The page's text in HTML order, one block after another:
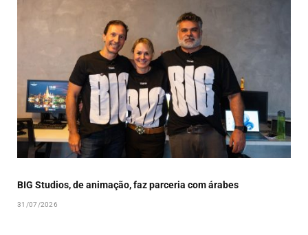
BIG Studios, de animação, faz parceria com árabes
31/07/2026